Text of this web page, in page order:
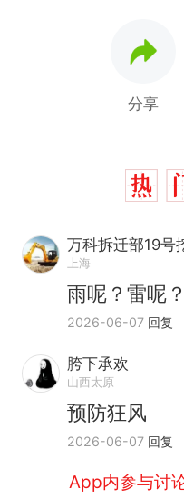
分享
万科拆迁部19号
上海
雨呢？雷呢
2026-06-07 回复
胯下承欢
山西太原
预防狂风
2026-06-07 回复
App内参与讨
热
全部
新 全